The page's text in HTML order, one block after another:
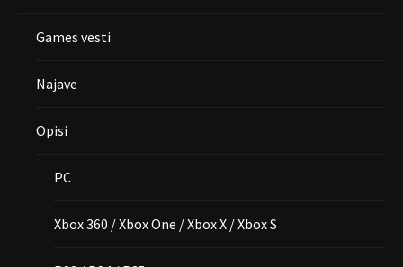
Games vesti
Najave
Opisi
PC
Xbox 360 / Xbox One / Xbox X / Xbox S